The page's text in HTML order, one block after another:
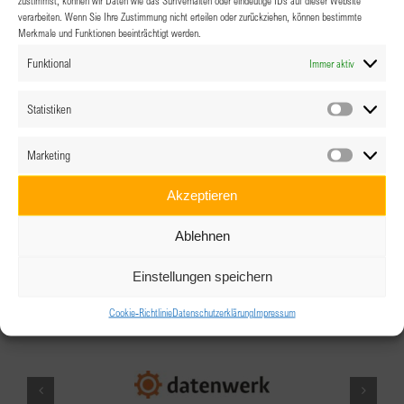
verarbeiten. Wenn Sie Ihre Zustimmung nicht erteilen oder zurückziehen, können bestimmte
Merkmale und Funktionen beeinträchtigt werden.
Funktional Immer aktiv
Statistiken
Marketing
Akzeptieren
Ablehnen
Einstellungen speichern
Cookie-RichtlinieDatenschutzerklärungImpressum
Angemeldet bleiben